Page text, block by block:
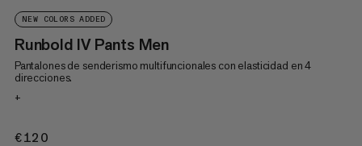
NEW COLORS ADDED
Runbold IV Pants Men
Pantalones de senderismo multifuncionales con elasticidad en 4
direcciones.
+
€120